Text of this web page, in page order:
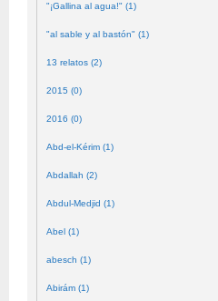
"¡Gallina al agua!" (1)
"al sable y al bastón" (1)
13 relatos (2)
2015 (0)
2016 (0)
Abd-el-Kérim (1)
Abdallah (2)
Abdul-Medjid (1)
Abel (1)
abesch (1)
Abirám (1)